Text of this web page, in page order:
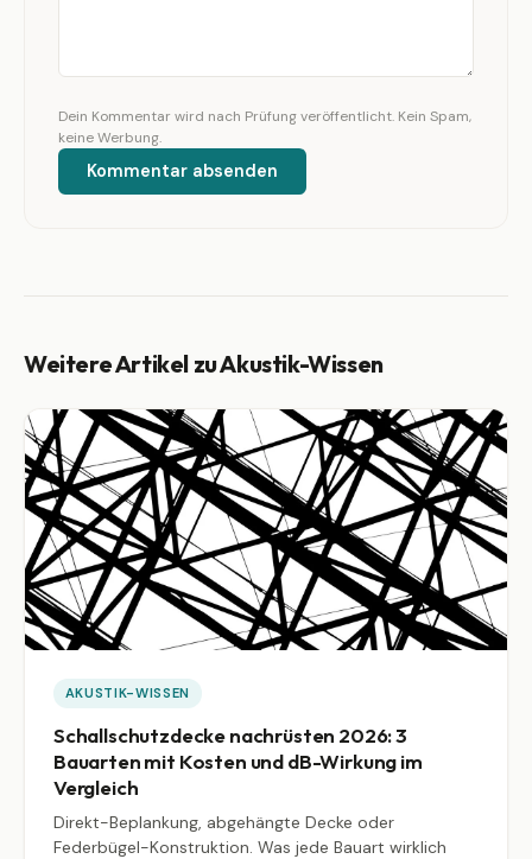
Dein Kommentar wird nach Prüfung veröffentlicht. Kein Spam,
keine Werbung.
Kommentar absenden
Weitere Artikel zu Akustik-Wissen
AKUSTIK-WISSEN
Schallschutzdecke nachrüsten 2026: 3
Bauarten mit Kosten und dB-Wirkung im
Vergleich
Direkt-Beplankung, abgehängte Decke oder
Federbügel-Konstruktion. Was jede Bauart wirklich